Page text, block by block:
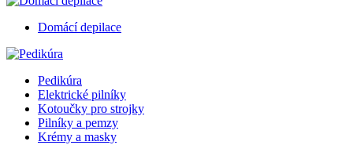
Domácí depilace
Pedikúra
Elektrické pilníky
Kotoučky pro strojky
Pilníky a pemzy
Krémy a masky